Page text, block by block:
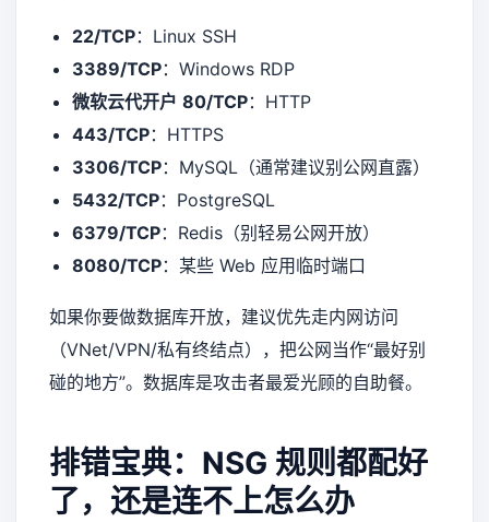
22/TCP：Linux SSH
3389/TCP：Windows RDP
微软云代开户 80/TCP：HTTP
443/TCP：HTTPS
3306/TCP：MySQL（通常建议别公网直露）
5432/TCP：PostgreSQL
6379/TCP：Redis（别轻易公网开放）
8080/TCP：某些 Web 应用临时端口
如果你要做数据库开放，建议优先走内网访问
（VNet/VPN/私有终结点），把公网当作“最好别
碰的地方”。数据库是攻击者最爱光顾的自助餐。
排错宝典：NSG 规则都配好
了，还是连不上怎么办